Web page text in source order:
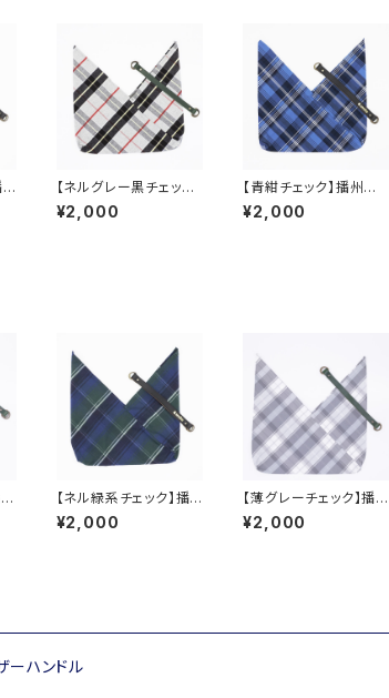
【ネルグレー黒チェック】
播州織あづま袋
¥2,000
【青紺チェック】播州織
あづま袋
¥2,000
【ネル緑系チェック】播
州織あづま袋
¥2,000
【薄グレーチェック】播州
織あづま袋
¥2,000
ーハンドル